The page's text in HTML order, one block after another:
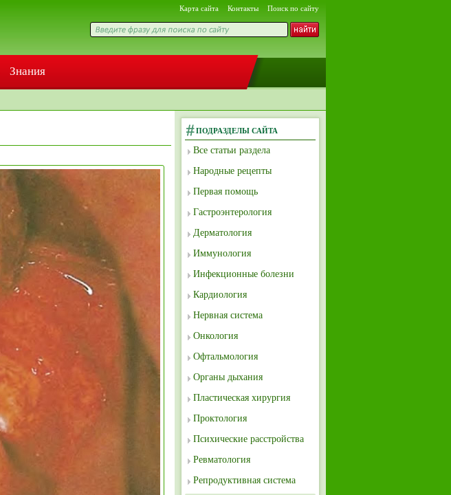
Карта сайта Контакты Поиск по сайту
Знания
ПОДРАЗДЕЛЫ САЙТА
Все статьи раздела
Народные рецепты
Первая помощь
Гастроэнтерология
Дерматология
Иммунология
Инфекционные болезни
Кардиология
Нервная система
Онкология
Офтальмология
Органы дыхания
Пластическая хирургия
Проктология
Психические расстройства
Ревматология
Репродуктивная система